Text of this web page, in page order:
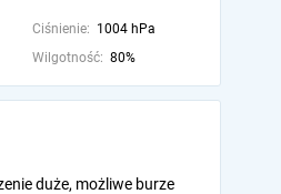
Ciśnienie: 1004 hPa
Wilgotność: 80%
duże, możliwe burze